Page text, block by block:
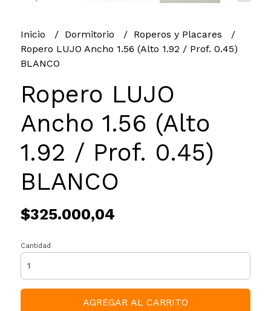
Inicio Dormitorio
Roperos y Placares
Ropero LUJO Ancho 1.56 (Alto 1.92 / Prof. 0.45)
BLANCO
Ropero LUJO
Ancho 1.56 (Alto
1.92 / Prof. 0.45)
BLANCO
$325.000,04
Cantidad
AGREGAR AL CARRITO